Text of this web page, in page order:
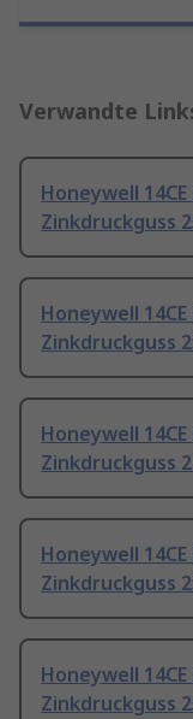
Verwandte
Honeywell
Zinkdruckguss
Honeywell
Zinkdruckguss
Honeywell
Zinkdruckguss
Honeywell
Zinkdruckguss
Honeywell
Zinkdruckguss